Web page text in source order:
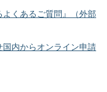
くあるご質問』（外部
内からオンライン申請